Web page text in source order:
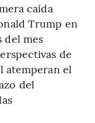
caída
Trump en
del mes
de
atemperan el
del